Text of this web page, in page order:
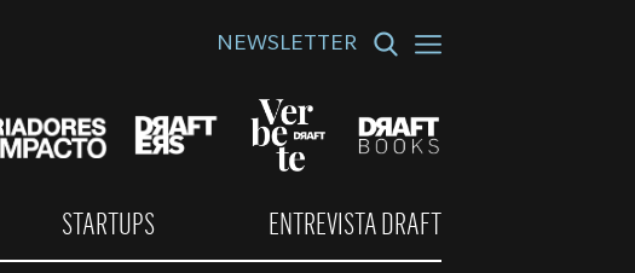
NEWSLETTER
STARTUPS ENTREVISTA DRAFT